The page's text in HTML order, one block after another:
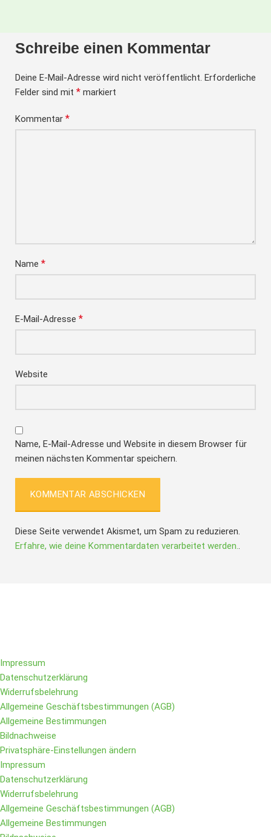
Schreibe einen Kommentar
Deine E-Mail-Adresse wird nicht veröffentlicht. Erforderliche
Felder sind mit * markiert
Kommentar *
Name *
E-Mail-Adresse *
Website
Name, E-Mail-Adresse und Website in diesem Browser für
meinen nächsten Kommentar speichern.
Diese Seite verwendet Akismet, um Spam zu reduzieren.
Erfahre, wie deine Kommentardaten verarbeitet werden..
Impressum
Datenschutzerklärung
Widerrufsbelehrung
Allgemeine Geschäftsbestimmungen (AGB)
Allgemeine Bestimmungen
Bildnachweise
Privatsphäre-Einstellungen ändern
Impressum
Datenschutzerklärung
Widerrufsbelehrung
Allgemeine Geschäftsbestimmungen (AGB)
Allgemeine Bestimmungen